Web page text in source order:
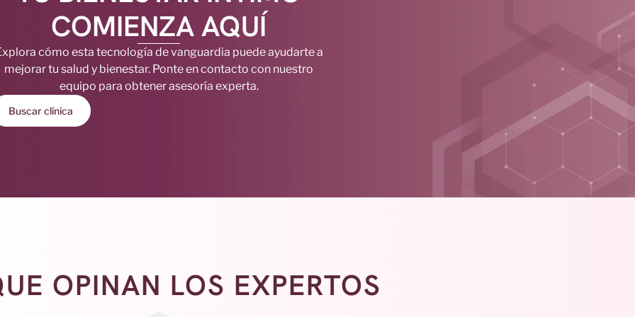
COMIENZA AQUÍ
cómo esta tecnología de vanguardia puede ayudarte a
mejorar tu salud y bienestar. Ponte en contacto con nuestro
equipo para obtener asesoría experta.
Buscar clínica
OPINAN LOS EXPERTOS